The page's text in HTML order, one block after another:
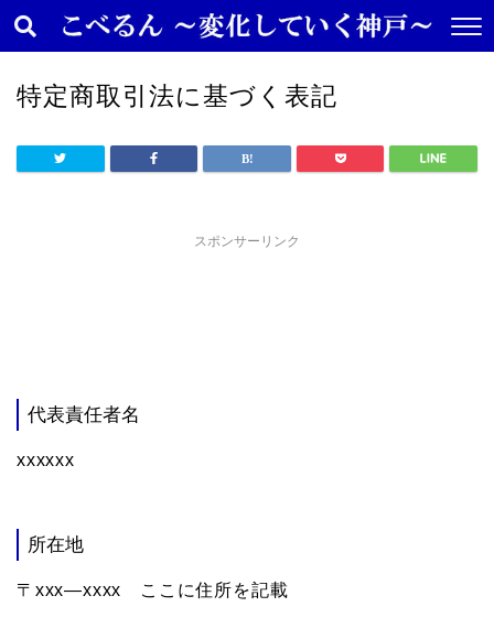
特定商取引法に基づく表記
スポンサーリンク
代表責任者名
xxxxxx
所在地
〒xxx―xxxx ここに住所を記載